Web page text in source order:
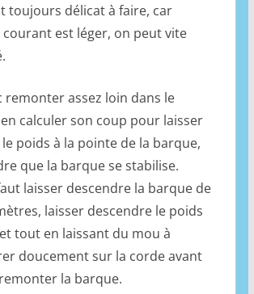
toujours délicat à faire, car
courant est léger, on peut vite
remonter assez loin dans le
calculer son coup pour laisser
poids à la pointe de la barque,
que la barque se stabilise.
laisser descendre la barque de
laisser descendre le poids
tout en laissant du mou à
doucement sur la corde avant
la barque.